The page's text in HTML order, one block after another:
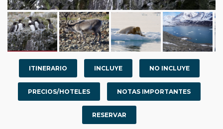
ITINERARIO INCLUYE NO INCLUYE
PRECIOS/HOTELES NOTAS IMPORTANTES
RESERVAR